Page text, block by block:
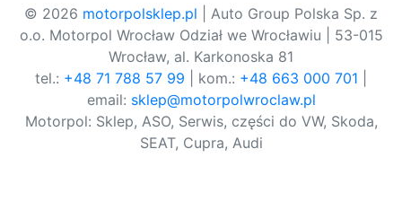
© 2026 motorpolsklep.pl | Auto Group Polska Sp. z
o.o. Motorpol Wrocław Odział we Wrocławiu | 53-015
Wrocław, al. Karkonoska 81
tel.: +48 71 788 57 99 | kom.: +48 663 000 701
email: sklep@motorpolwroclaw.pl
Motorpol: Sklep, ASO, Serwis, części do VW, Skoda,
SEAT, Cupra, Audi